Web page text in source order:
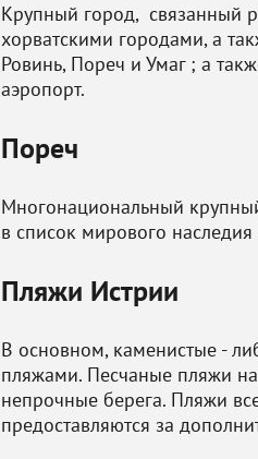
Крупный город, связанный
хорватскими городами, а
Ровинь, Пореч и Умаг ; а
аэропорт.
Пореч
Многонациональный
в список мирового
Пляжи Истрии
В основном, каменистые -
пляжами. Песчаные пляжи
непрочные берега. Пляжи
предоставляются за